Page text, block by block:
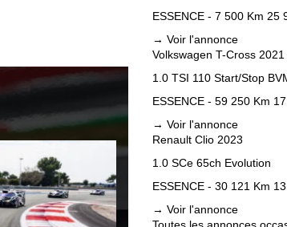
ESSENCE - 7 500 Km 25
→ Voir l'annonce
Volkswagen T-Cross 2021
1.0 TSI 110 Start/Stop
ESSENCE - 59 250 Km
→ Voir l'annonce
Renault Clio 2023
1.0 SCe 65ch Evolution
ESSENCE - 30 121 Km
→ Voir l'annonce